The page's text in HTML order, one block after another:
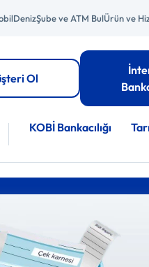
Şube ve ATM BulÜrün ve
KOBİ Bankacılığı
Ol